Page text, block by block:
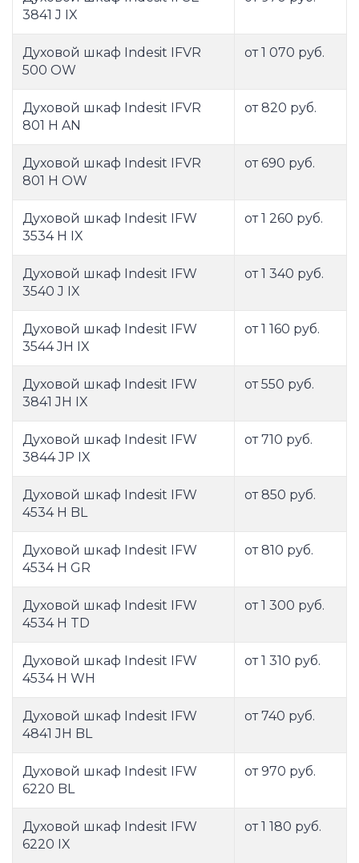
3841 J IX
Духовой шкаф Indesit IFVR
500 OW
от 1 070 руб.
Духовой шкаф Indesit IFVR
801 H AN
от 820 руб.
Духовой шкаф Indesit IFVR
801 H OW
от 690 руб.
Духовой шкаф Indesit IFW
3534 H IX
от 1 260 руб.
Духовой шкаф Indesit IFW
3540 J IX
от 1 340 руб.
Духовой шкаф Indesit IFW
3544 JH IX
от 1 160 руб.
Духовой шкаф Indesit IFW
3841 JH IX
от 550 руб.
Духовой шкаф Indesit IFW
3844 JP IX
от 710 руб.
Духовой шкаф Indesit IFW
4534 H BL
от 850 руб.
Духовой шкаф Indesit IFW
4534 H GR
от 810 руб.
Духовой шкаф Indesit IFW
4534 H TD
от 1 300 руб.
Духовой шкаф Indesit IFW
4534 H WH
от 1 310 руб.
Духовой шкаф Indesit IFW
4841 JH BL
от 740 руб.
Духовой шкаф Indesit IFW
6220 BL
от 970 руб.
Духовой шкаф Indesit IFW
6220 IX
от 1 180 руб.